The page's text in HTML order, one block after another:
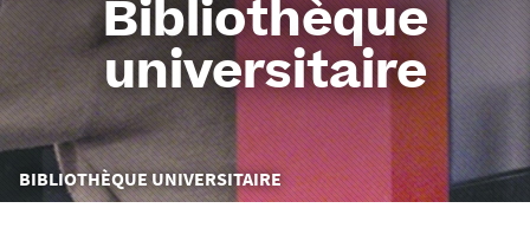
Bibliothèque
universitaire
Vous
êtes
BIBLIOTHÈQUE UNIVERSITAIRE